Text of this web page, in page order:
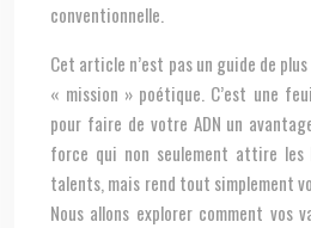
conventionnelle.
Cet article n’est pas un guide de
« mission » poétique. C’est une
pour faire de votre ADN un
force qui non seulement attire
talents, mais rend tout simplement
Nous allons explorer comment vos